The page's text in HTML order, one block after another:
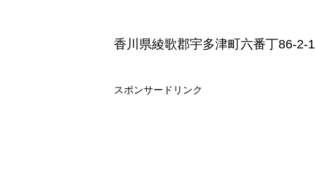
香川県綾歌郡宇多津町六番丁86-2-
スポンサードリンク